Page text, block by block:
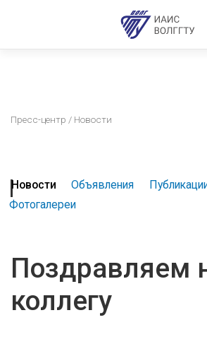
Пресс-центр / Новости
Новости Объявления
Фотогалереи
Поздравляем
коллегу